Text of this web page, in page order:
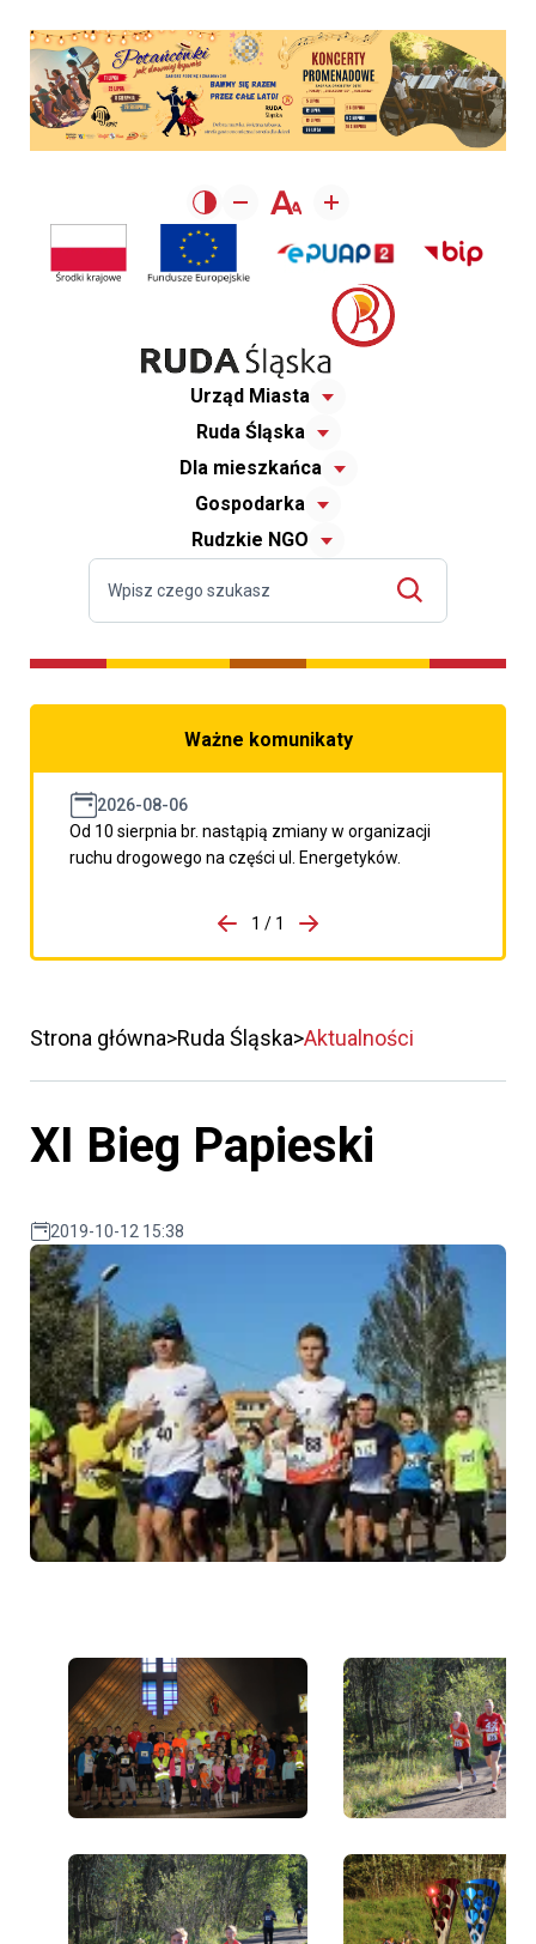
Urząd Miasta
Ruda Śląska
Dla mieszkańca
Gospodarka
Rudzkie NGO
Ważne komunikaty
2026-08-06
Od 10 sierpnia br. nastąpią zmiany w organizacji
ruchu drogowego na części ul. Energetyków.
porzpedniego komunikatu
1 / 1
Przejdź do następnego
Strona główna Ruda Śląska Aktualności
XI Bieg Papieski
2019-10-12 15:38